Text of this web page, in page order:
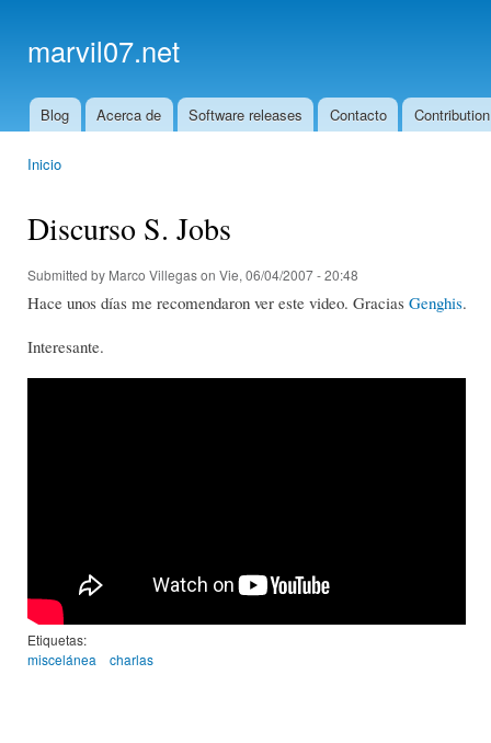
marvil07.net
Main menu
Blog Acerca de Software releases Contacto
Inicio
Discurso S. Jobs
Submitted by Marco Villegason Vie, 06/04/2007 - 20:48
Hace unos días me recomendaron ver este video. Gracias Genghis.
Interesante.
Etiquetas:
miscelánea
charlas